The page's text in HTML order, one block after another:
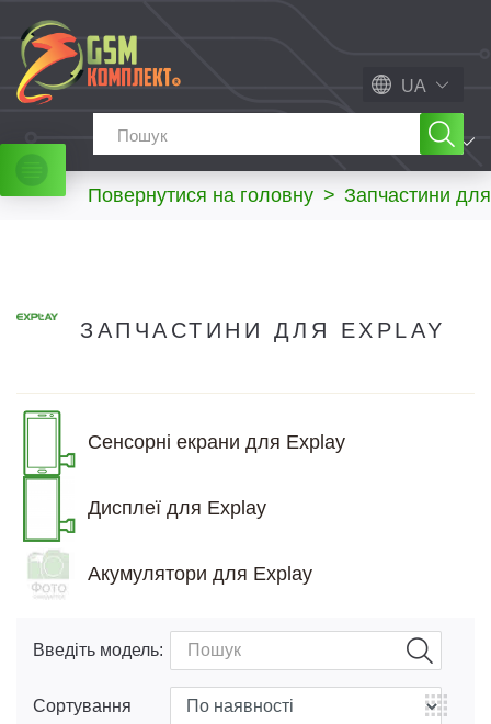
UA
МЕНЮ
Повернутися на головну > Запчастини
ЗАПЧАСТИНИ ДЛЯ EXPLAY
Сенсорні екрани для Explay
Дисплеї для Explay
Акумулятори для Explay
Введіть модель:
Сортування